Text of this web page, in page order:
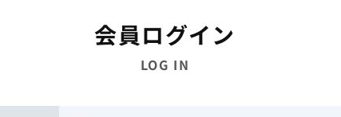
会員ログイン
LOG IN